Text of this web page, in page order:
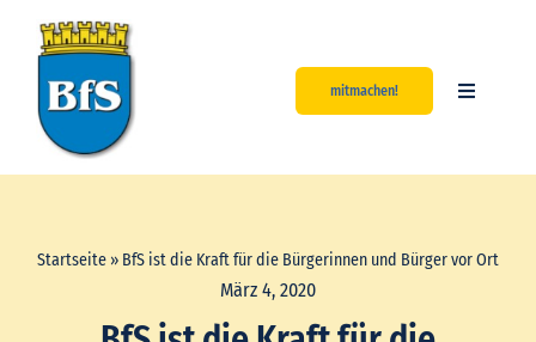
Inhalt
springen
mitmachen!
Toggle
Start
Startseite » BfS ist die Kraft für die Bürgerinnen und Bürger vor Ort
März 4, 2020